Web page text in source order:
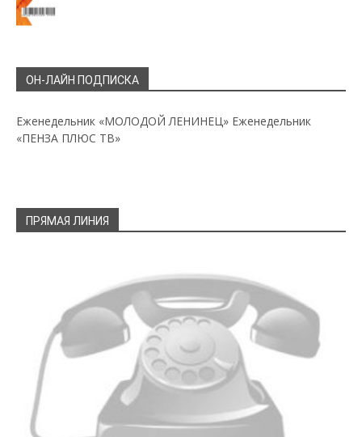
ОН-ЛАЙН ПОДПИСКА
Еженедельник «МОЛОДОЙ ЛЕНИНЕЦ» Еженедельник
«ПЕНЗА ПЛЮС ТВ»
ПРЯМАЯ ЛИНИЯ